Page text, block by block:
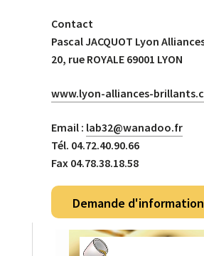
Contact
Pascal JACQUOT Lyon
20, rue ROYALE 69001 LYON
www.lyon-alliances-
Email : lab32@wanadoo.fr
Tél. 04.72.40.90.66
Fax 04.78.38.18.58
Demande d'information